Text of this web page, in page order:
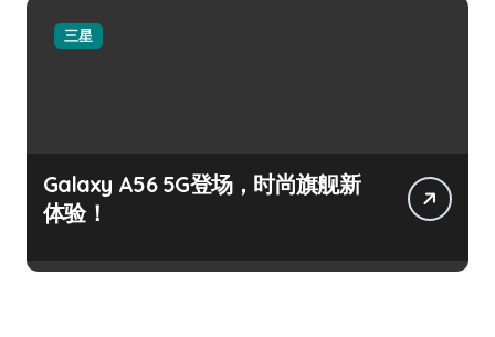
三星
Galaxy A56 5G登场，时尚旗舰新
体验！